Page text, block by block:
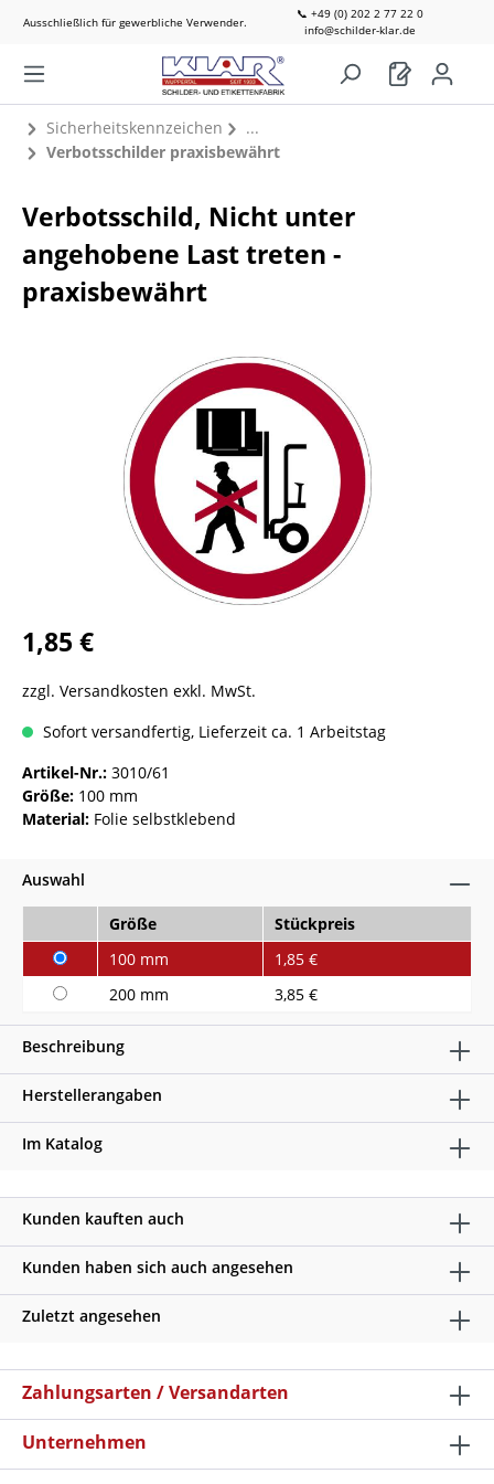
Ausschließlich für gewerbliche Verwender.
📞 +49 (0) 202 2 77 22 0
info@schilder-klar.de
Sicherheitskennzeichen
Verbotsschilder praxisbewährt
Verbotsschild, Nicht unter
angehobene Last treten -
praxisbewährt
1,85 €
zzgl. Versandkosten exkl. MwSt.
Sofort versandfertig, Lieferzeit ca. 1 Arbeitstag
Artikel-Nr.: 3010/61
Größe: 100 mm
Material: Folie selbstklebend
Auswahl
Größe
Stückpreis
100 mm
1,85 €
200 mm
3,85 €
Beschreibung
Herstellerangaben
Im Katalog
Kunden kauften auch
Kunden haben sich auch angesehen
Zuletzt angesehen
Zahlungsarten / Versandarten
Unternehmen